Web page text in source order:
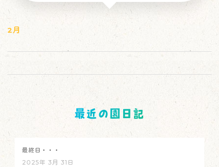
2月
最近の園日記
最終日・・・
2025年 3月 31日